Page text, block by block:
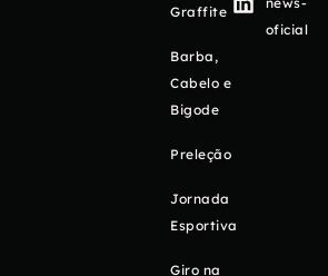
Graffite
Barba,
Cabelo e
Bigode
Preleção
Jornada
Esportiva
Giro na
oficial